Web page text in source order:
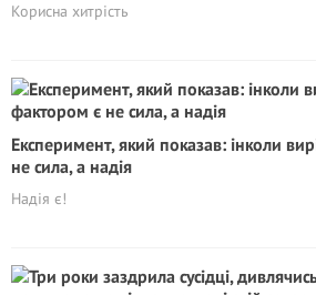
Корисна хитрість
Експеримент, який показав: інколи
не сила, а надія
Надія є!